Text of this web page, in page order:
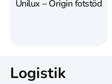
Unilux – Origin fotstöd
Logistik